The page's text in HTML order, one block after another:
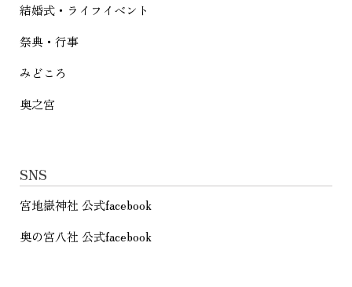
結婚式・ライフイベント
祭典・行事
みどころ
奥之宮
SNS
宮地嶽神社 公式facebook
奥の宮八社 公式facebook